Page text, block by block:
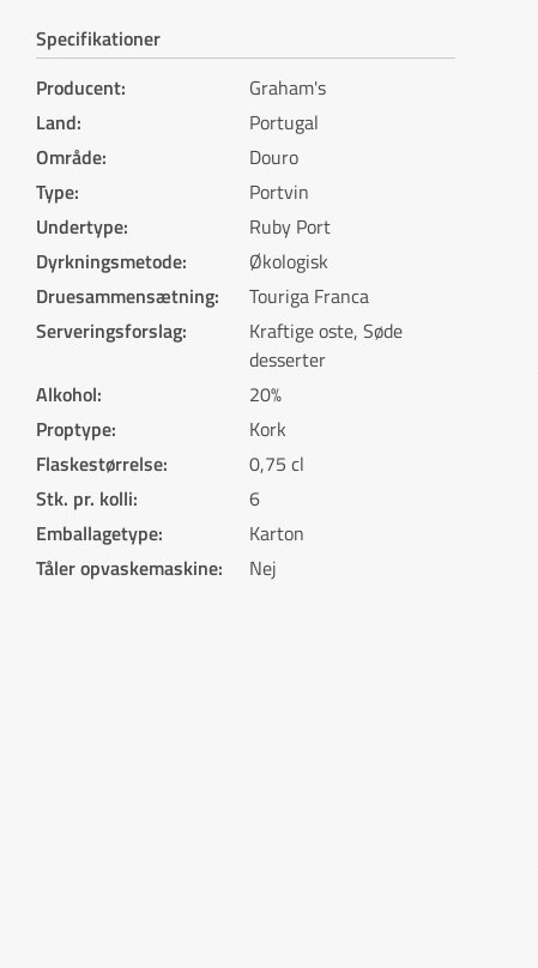
Specifikationer
Producent:
Graham's
Land:
Portugal
Område:
Douro
Type:
Portvin
Undertype:
Ruby Port
Dyrkningsmetode:
Økologisk
Druesammensætning:
Touriga Franca
Serveringsforslag:
Kraftige oste, Søde
desserter
Alkohol:
20%
Proptype:
Kork
Flaskestørrelse:
0,75 cl
Stk. pr. kolli:
6
Emballagetype:
Karton
Tåler opvaskemaskine: Nej